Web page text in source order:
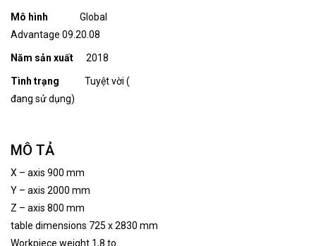
Mô hình Global
Advantage 09.20.08
Năm sản xuất 2018
Tình trạng Tuyệt vời (
đang sử dụng)
MÔ TẢ
X – axis 900 mm
Y – axis 2000 mm
Z – axis 800 mm
table dimensions 725 x 2830 mm
Workpiece weight 1,8 to